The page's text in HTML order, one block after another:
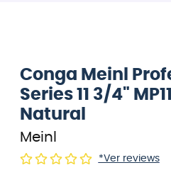
Conga Meinl
Series 11 3/4"
Natural
Meinl
*Ver reviews